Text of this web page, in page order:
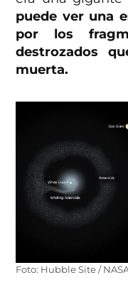
puede ver una
por los
destrozados
muerta.
Foto: Hubble Site /